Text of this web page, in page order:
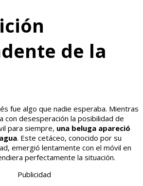
de la
fue algo que nadie esperaba. Mientras
con desesperación la posibilidad de
para siempre, una beluga apareció
. Este cetáceo, conocido por su
emergió lentamente con el móvil en
perfectamente la situación.
Publicidad